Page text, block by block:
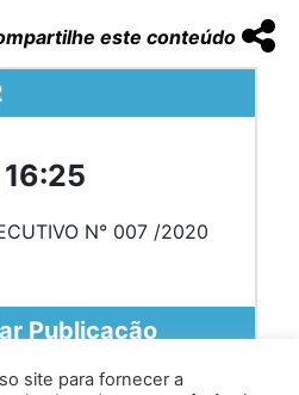
este conteúdo
N° 007 /2020
Publicação
site para fornecer a